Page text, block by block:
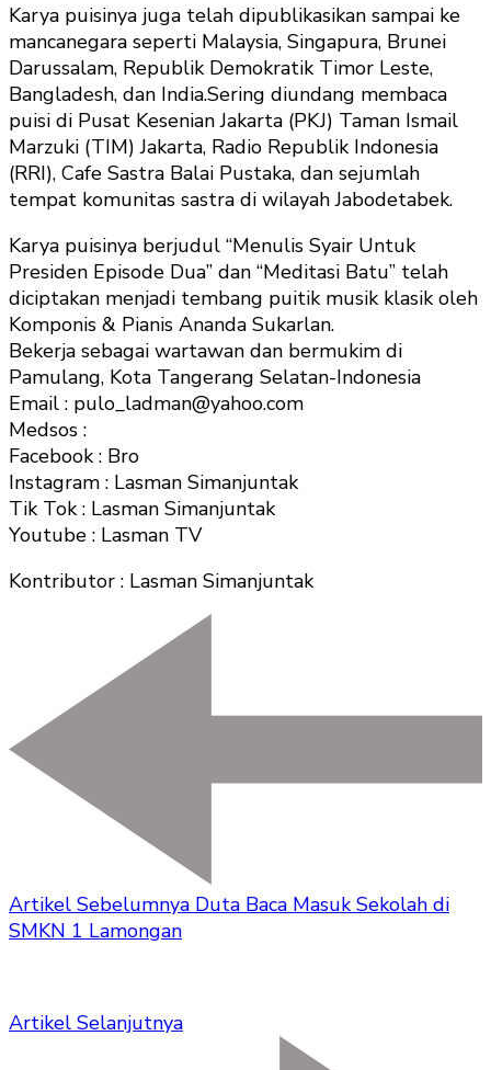
Karya puisinya juga telah dipublikasikan sampai ke
mancanegara seperti Malaysia, Singapura, Brunei
Darussalam, Republik Demokratik Timor Leste,
Bangladesh, dan India.Sering diundang membaca
puisi di Pusat Kesenian Jakarta (PKJ) Taman Ismail
Marzuki (TIM) Jakarta, Radio Republik Indonesia
(RRI), Cafe Sastra Balai Pustaka, dan sejumlah
tempat komunitas sastra di wilayah Jabodetabek.
Karya puisinya berjudul “Menulis Syair Untuk
Presiden Episode Dua” dan “Meditasi Batu” telah
diciptakan menjadi tembang puitik musik klasik oleh
Komponis & Pianis Ananda Sukarlan.
Bekerja sebagai wartawan dan bermukim di
Pamulang, Kota Tangerang Selatan-Indonesia
Email : pulo_ladman@yahoo.com
Medsos :
Facebook : Bro
Instagram : Lasman Simanjuntak
Tik Tok : Lasman Simanjuntak
Youtube : Lasman TV
Kontributor : Lasman Simanjuntak
Artikel Sebelumnya Duta Baca Masuk Sekolah di
SMKN 1 Lamongan
Artikel Selanjutnya